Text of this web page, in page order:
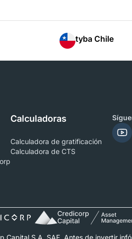
tyba Chile
Calculadoras
Calculadora de gratificación
Calculadora de CTS
S.A. SAF. Antes de invertir